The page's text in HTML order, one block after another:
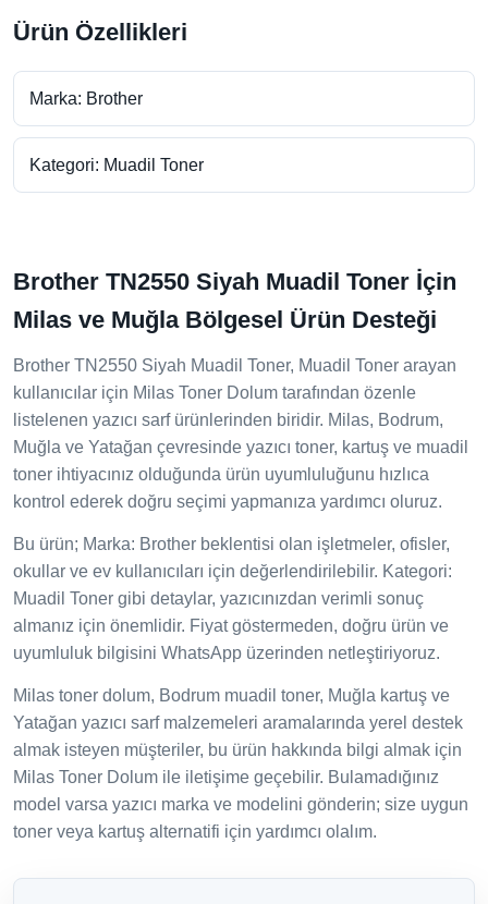
Ürün Özellikleri
Marka: Brother
Kategori: Muadil Toner
Brother TN2550 Siyah Muadil Toner İçin
Milas ve Muğla Bölgesel Ürün Desteği
Brother TN2550 Siyah Muadil Toner, Muadil Toner arayan
kullanıcılar için Milas Toner Dolum tarafından özenle
listelenen yazıcı sarf ürünlerinden biridir. Milas, Bodrum,
Muğla ve Yatağan çevresinde yazıcı toner, kartuş ve muadil
toner ihtiyacınız olduğunda ürün uyumluluğunu hızlıca
kontrol ederek doğru seçimi yapmanıza yardımcı oluruz.
Bu ürün; Marka: Brother beklentisi olan işletmeler, ofisler,
okullar ve ev kullanıcıları için değerlendirilebilir. Kategori:
Muadil Toner gibi detaylar, yazıcınızdan verimli sonuç
almanız için önemlidir. Fiyat göstermeden, doğru ürün ve
uyumluluk bilgisini WhatsApp üzerinden netleştiriyoruz.
Milas toner dolum, Bodrum muadil toner, Muğla kartuş ve
Yatağan yazıcı sarf malzemeleri aramalarında yerel destek
almak isteyen müşteriler, bu ürün hakkında bilgi almak için
Milas Toner Dolum ile iletişime geçebilir. Bulamadığınız
model varsa yazıcı marka ve modelini gönderin; size uygun
toner veya kartuş alternatifi için yardımcı olalım.